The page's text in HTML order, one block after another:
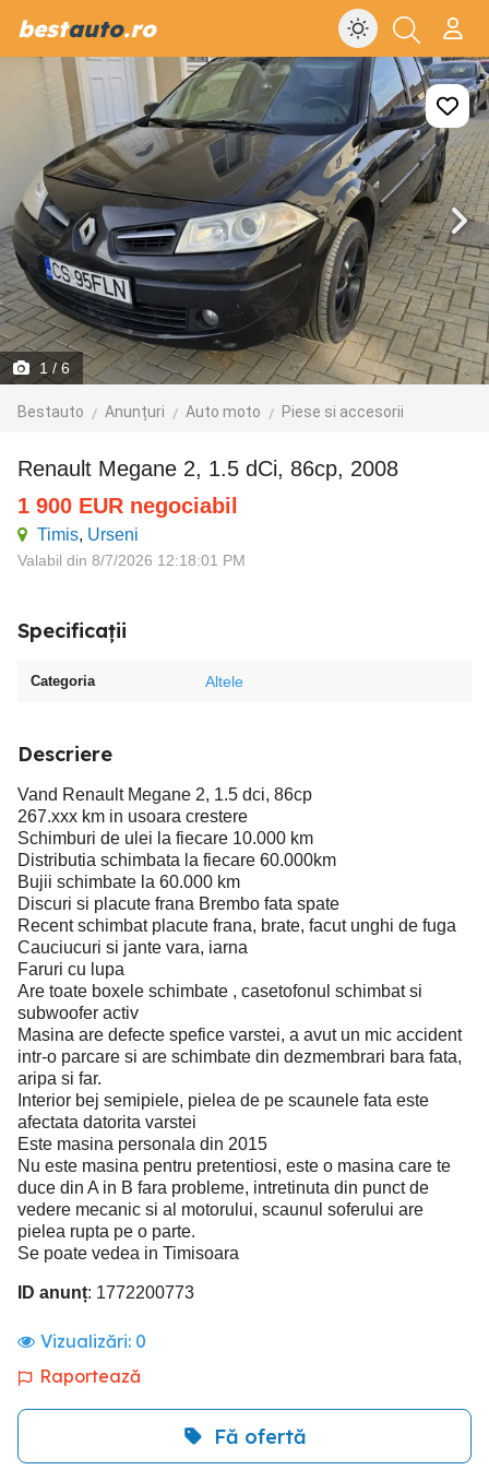
bestauto.ro
1 / 6
Bestauto Anunțuri Auto moto Piese si accesorii
Renault Megane 2, 1.5 dCi, 86cp, 2008
1 900 EUR negociabil
Timis, Urseni
Valabil din 8/7/2026 12:18:01 PM
Specificații
Categoria Altele
Descriere
Vand Renault Megane 2, 1.5 dci, 86cp
267.xxx km in usoara crestere
Schimburi de ulei la fiecare 10.000 km
Distributia schimbata la fiecare 60.000km
Bujii schimbate la 60.000 km
Discuri si placute frana Brembo fata spate
Recent schimbat placute frana, brate, facut unghi de fuga
Cauciucuri si jante vara, iarna
Faruri cu lupa
Are toate boxele schimbate , casetofonul schimbat si
subwoofer activ
Masina are defecte spefice varstei, a avut un mic accident
intr-o parcare si are schimbate din dezmembrari bara fata,
aripa si far.
Interior bej semipiele, pielea de pe scaunele fata este
afectata datorita varstei
Este masina personala din 2015
Nu este masina pentru pretentiosi, este o masina care te
duce din A in B fara probleme, intretinuta din punct de
vedere mecanic si al motorului, scaunul soferului are
pielea rupta pe o parte.
Se poate vedea in Timisoara
ID anunț: 1772200773
Vizualizări: 0
Raportează
Fă ofertă